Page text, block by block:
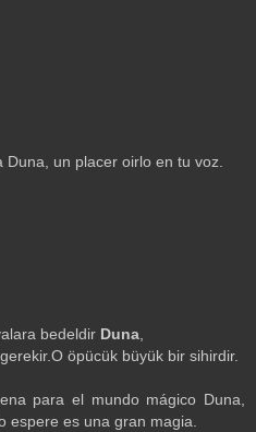
Duna, un placer oirlo en tu voz.
bedeldir Duna,
öpücük büyük bir sihirdir.
para el mundo mágico Duna,
espere es una gran magia.